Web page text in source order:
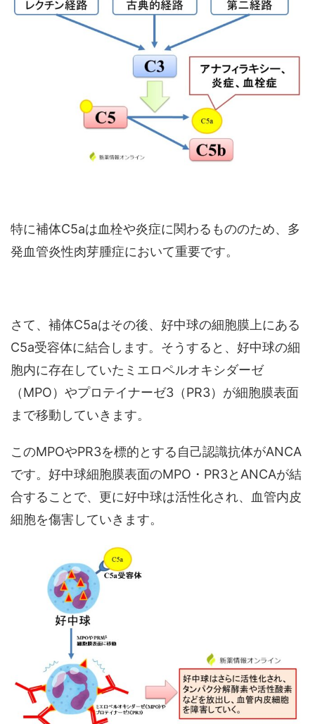
特に補体C5aは血栓や炎症に関わるもののため、多
発血管炎性肉芽腫症において重要です。
さて、補体C5aはその後、好中球の細胞膜上にある
C5a受容体に結合します。そうすると、好中球の細
胞内に存在していたミエロペルオキシダーゼ
（MPO）や プロテイナーゼ3（PR3）が細胞膜表面
まで移動していきます。
このMPOやPR3を標的とする自己認識抗体がANCA
です。好中球細胞膜表面のMPO・PR3とANCAが結
合することで、更に好中球は活性化され、血管内皮
細胞を傷害していきます。